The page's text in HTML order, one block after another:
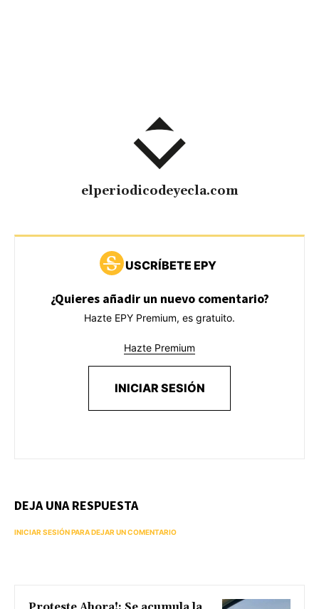
elperiodicodeyecla.com
USCRÍBETE EPY
¿Quieres añadir un nuevo comentario?
Hazte EPY Premium, es gratuito.
Hazte Premium
INICIAR SESIÓN
DEJA UNA RESPUESTA
INICIAR SESIÓN PARA DEJAR UN COMENTARIO